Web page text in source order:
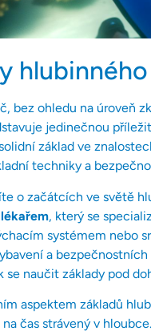
bez ohledu na úroveň
jedinečnou
základ ve
techniky a
o začátcích ve světě
, který se
systémem nebo
a
se naučit základy pod
aspektem základů
čas strávený v